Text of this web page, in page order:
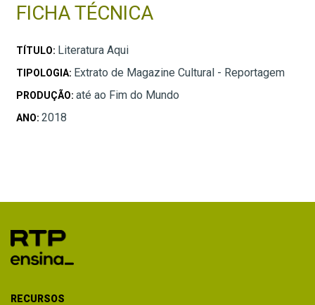
FICHA TÉCNICA
TÍTULO: Literatura Aqui
TIPOLOGIA: Extrato de Magazine Cultural - Reportagem
PRODUÇÃO: até ao Fim do Mundo
ANO: 2018
RECURSOS